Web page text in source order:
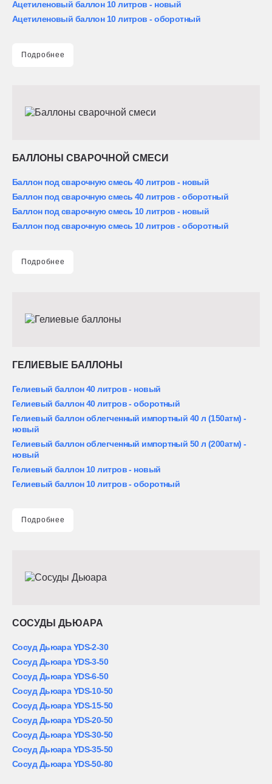
Ацетиленовый баллон 10 литров - новый
Ацетиленовый баллон 10 литров - оборотный
Подробнее
БАЛЛОНЫ СВАРОЧНОЙ СМЕСИ
Баллон под сварочную смесь 40 литров - новый
Баллон под сварочную смесь 40 литров - оборотный
Баллон под сварочную смесь 10 литров - новый
Баллон под сварочную смесь 10 литров - оборотный
Подробнее
ГЕЛИЕВЫЕ БАЛЛОНЫ
Гелиевый баллон 40 литров - новый
Гелиевый баллон 40 литров - оборотный
Гелиевый баллон облегченный импортный 40 л (150атм) -
новый
Гелиевый баллон облегченный импортный 50 л (200атм) -
новый
Гелиевый баллон 10 литров - новый
Гелиевый баллон 10 литров - оборотный
Подробнее
СОСУДЫ ДЬЮАРА
Сосуд Дьюара YDS-2-30
Сосуд Дьюара YDS-3-50
Сосуд Дьюара YDS-6-50
Сосуд Дьюара YDS-10-50
Сосуд Дьюара YDS-15-50
Сосуд Дьюара YDS-20-50
Сосуд Дьюара YDS-30-50
Сосуд Дьюара YDS-35-50
Сосуд Дьюара YDS-50-80